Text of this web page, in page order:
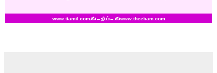
www.ttamil.com✍←தீபம்→ ✍www.theebam.com